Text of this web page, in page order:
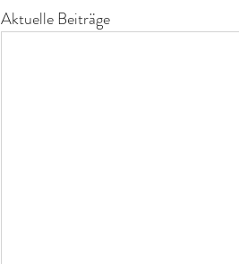
Aktuelle Beiträge